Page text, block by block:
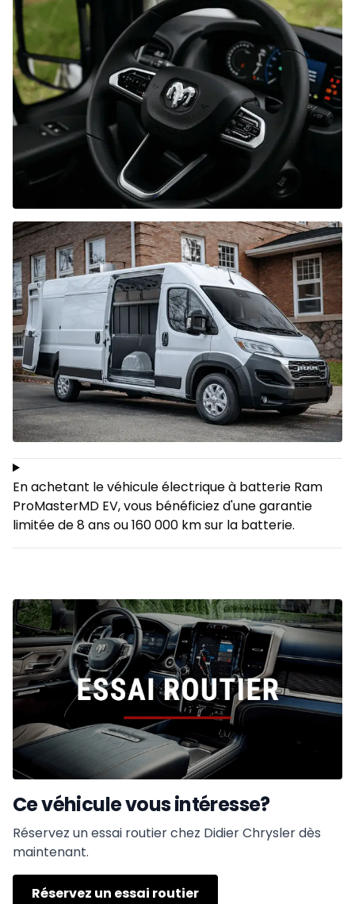
En achetant le véhicule électrique à batterie Ram
ProMasterMD EV, vous bénéficiez d'une garantie
limitée de 8 ans ou 160 000 km sur la batterie.
Ce véhicule vous intéresse?
Réservez un essai routier chez Didier Chrysler dès
maintenant.
Réservez un essai routier